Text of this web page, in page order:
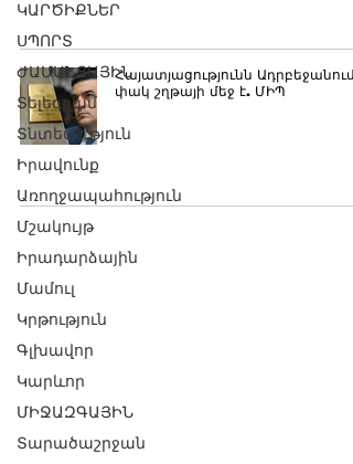
ԿԱՐԾԻՔՆԵՐ
ՍՊՈՐՏ
ԺԱՄԱՆՑԱՅԻՆ
Տելեգրամ
Տնտեսություն
Իրավունք
Առողջապահություն
Մշակույթ
Իրադարձային
Մամուլ
Կրթություն
Գլխավոր
Կարևոր
ՄԻՋԱԶԳԱՅԻՆ
Տարածաշրջան
Հայատյացությունն Ադրբեջանում
փակ շղթայի մեջ է. ՄԻՊ